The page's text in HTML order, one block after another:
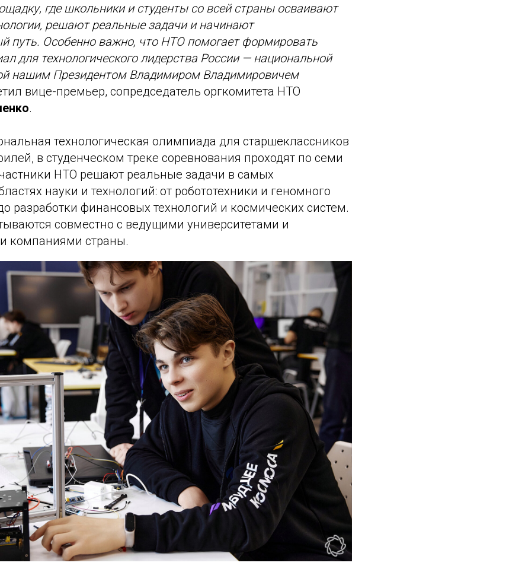
где школьники и студенты со всей страны осваивают
решают реальные задачи и начинают
путь. Особенно важно, что НТО помогает формировать
для технологического лидерства России — национальной
нашим Президентом Владимиром Владимировичем
вице-премьер, сопредседатель оргкомитета НТО
.
технологическая олимпиада для старшеклассников
в студенческом треке соревнования проходят по семи
НТО решают реальные задачи в самых
науки и технологий: от робототехники и геномного
разработки финансовых технологий и космических систем.
совместно с ведущими университетами и
компаниями страны.